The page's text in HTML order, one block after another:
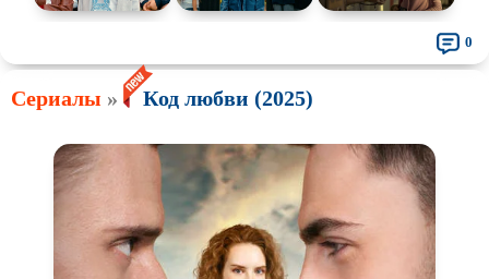
0
Сериалы » Код любви (2025)